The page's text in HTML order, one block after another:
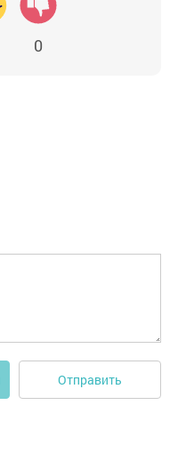
0
Отправить